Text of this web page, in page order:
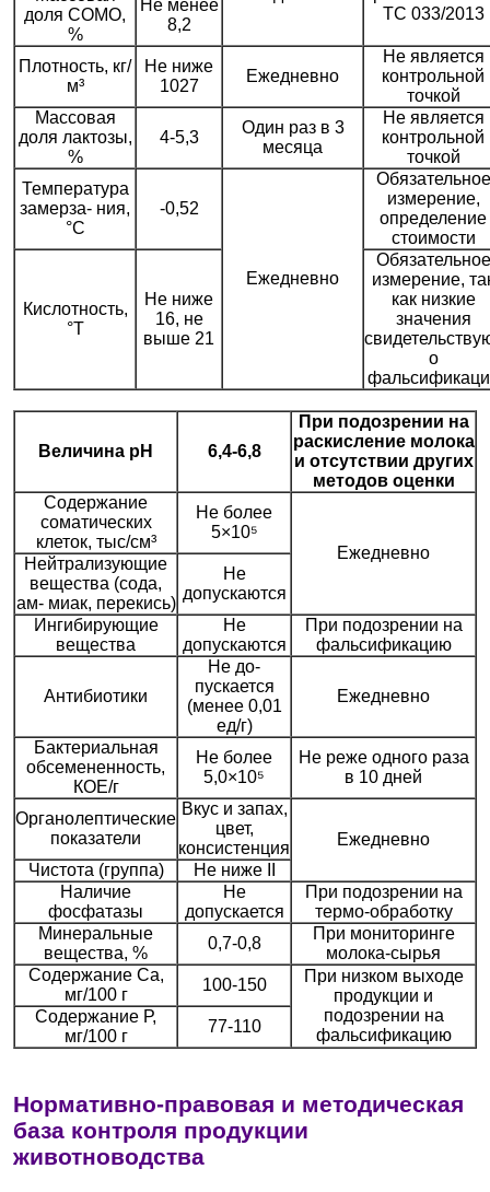
ТС 033/2013
доля СОМО,
%
Не менее
8,2
Плотность, кг/
м³
Не ниже
1027
Ежедневно
Не является
контрольной
точкой
Массовая
доля лактозы,
%
4-5,3
Один раз в 3
месяца
Не является
контрольной
точкой
Температура
замерза- ния,
°С
-0,52
Ежедневно
Обязательное
измерение,
определение
стоимости
Кислотность,
°Т
Не ниже
16, не
выше 21
Обязательное
измерение,
как низкие
значения
о
Величина рН 6,4-6,8
При подозрении на
раскисление молока
и отсутствии других
методов оценки
Содержание
соматических
клеток, тыс/см³
Не более
5×10⁵
Ежедневно
Нейтрализующие
вещества (сода,
ам- миак, перекись)
Не
допускаются
Ингибирующие
вещества
Не
допускаются
При подозрении на
фальсификацию
Антибиотики
Не до-
пускается
(менее 0,01
ед/г)
Ежедневно
Бактериальная
обсемененность,
КОЕ/г
Не более
5,0×10⁵
Не реже одного раза
в 10 дней
Органолептические
показатели
Вкус и запах,
цвет,
консистенция
Ежедневно
Чистота (группа)
Не ниже II
Наличие
фосфатазы
Не
допускается
При подозрении на
термо-обработку
Минеральные
вещества, %
0,7-0,8
При мониторинге
молока-сырья
Содержание Са,
мг/100 г
100-150
При низком выходе
продукции и
подозрении на
фальсификацию
Содержание Р,
мг/100 г
77-110
Нормативно-правовая и методическая
база контроля продукции
животноводства